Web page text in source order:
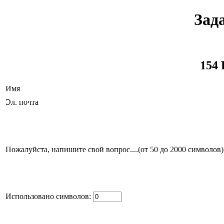
154
Имя
Эл. почта
Пожалуйста, напишите свой вопрос....(от 50 до 2000 символов)
Использовано символов: